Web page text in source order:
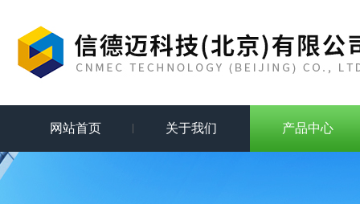
网站首页 关于我们 产品中心